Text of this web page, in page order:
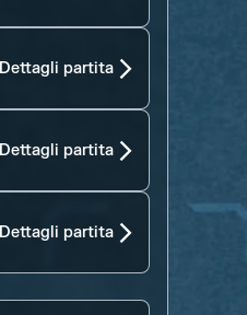
Dettagli partita
Dettagli partita
Dettagli partita